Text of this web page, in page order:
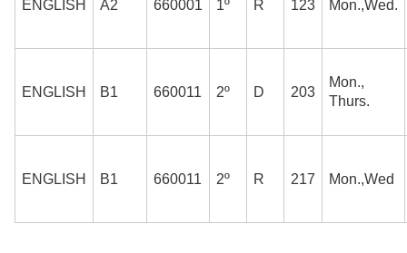
ENGLISH A2 660001 1º R 123 Mon.,Wed.
ENGLISH B1 660011 2º D 203
Mon.,
Thurs.
ENGLISH B1 660011 2º R 217 Mon.,Wed